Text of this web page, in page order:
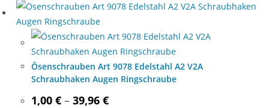
through
Ösenschrauben Art 9078 Edelstahl A2 V2A
Schraubhaken Augen Ringschraube
1,00€ – 39,96€Price
range: